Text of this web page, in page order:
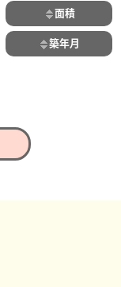
面積
築年月